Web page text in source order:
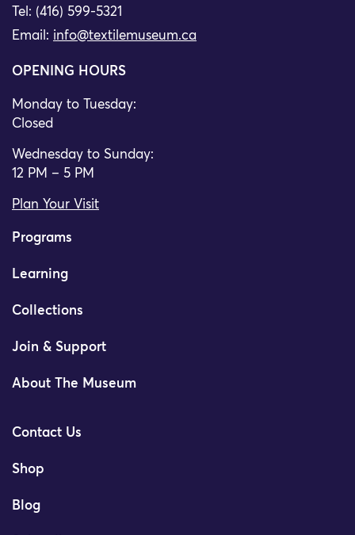
Tel: (416) 599-5321
Email: info@textilemuseum.ca
OPENING HOURS
Monday to Tuesday:
Closed
Wednesday to Sunday:
12 PM – 5 PM
Plan Your Visit
Programs
Learning
Collections
Join & Support
About The Museum
Contact Us
Shop
Blog